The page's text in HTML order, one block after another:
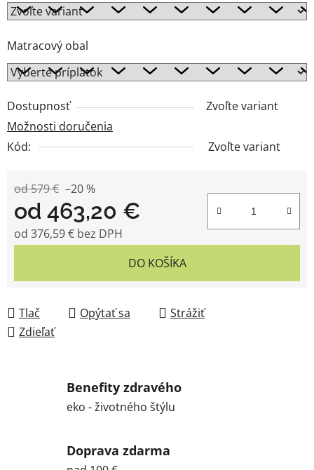
Matracový obal
Dostupnosť
Zvoľte variant
Možnosti doručenia
Kód:
Zvoľte variant
od 579 € –20 %
od 463,20 €
od 376,59 € bez DPH
DO KOŠÍKA
Tlač Opýtať sa
Strážiť
Zdieľať
Benefity zdravého
eko - životného štýlu
Doprava zdarma